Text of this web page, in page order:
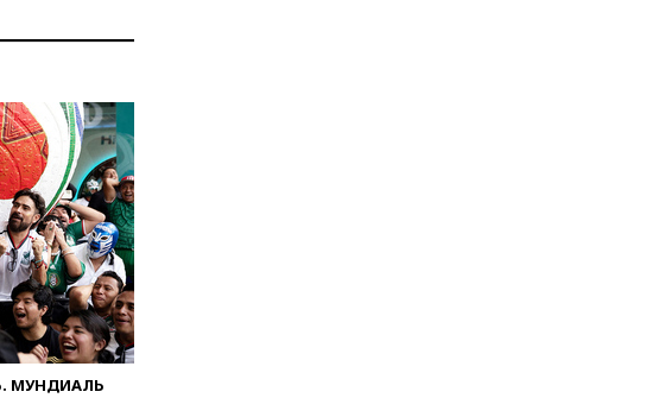
дороже
назвал 76-ю
заслушал
на
направлении
в
Human
МУНДИАЛЬ